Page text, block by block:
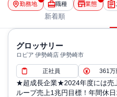
勤務地 職種 業態
新着順
グロッサリー
ロピア 伊勢崎店 伊勢崎市
正社員 361万
★超成長企業★2024年度には売
ループ売上1兆円目標！年間休